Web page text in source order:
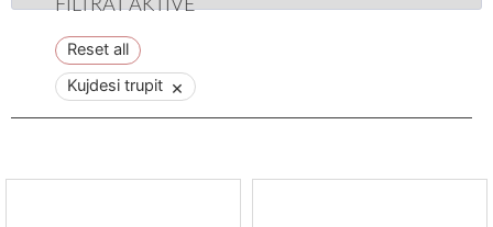
Reset all
Kujdesi trupit ×